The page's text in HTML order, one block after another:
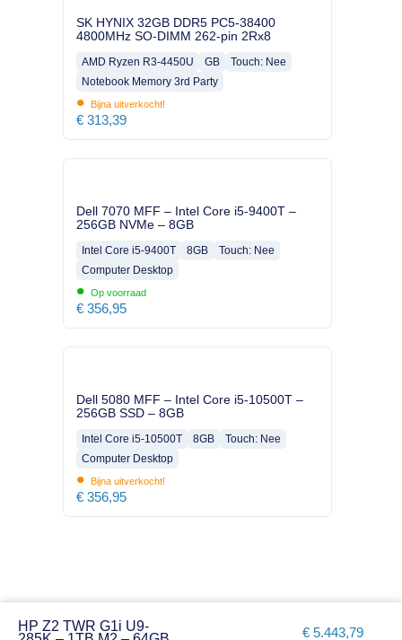
SK HYNIX 32GB DDR5 PC5-38400
4800MHz SO-DIMM 262-pin 2Rx8
AMD Ryzen R3-4450U GB
Touch: Nee
Notebook Memory 3rd Party
• Bijna uitverkocht!
€ 313,39
Dell 7070 MFF – Intel Core i5-9400T –
256GB NVMe – 8GB
Intel Core i5-9400T 8GB
Touch: Nee
Computer Desktop
• Op voorraad
€ 356,95
Dell 5080 MFF – Intel Core i5-10500T –
256GB SSD – 8GB
Intel Core i5-10500T 8GB
Touch: Nee
Computer Desktop
• Bijna uitverkocht!
€ 356,95
HP Z2 TWR G1i U9-
€ 5.443,79